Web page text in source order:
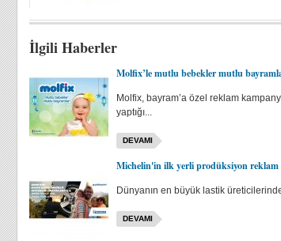
İlgili Haberler
Molfix’le mutlu bebekler mutlu
Molfix, bayram’a özel reklam
yaptığı...
DEVAMI
Michelin'in ilk yerli prodüksiyon reklam
Dünyanın en büyük lastik
DEVAMI